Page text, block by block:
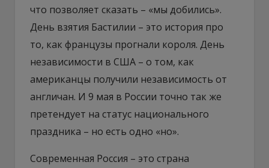
что позволяет сказать – «мы добились».
День взятия Бастилии – это история про
то, как французы прогнали короля. День
независимости в США – о том, как
американцы получили независимость от
англичан. И 9 мая в России точно так же
претендует на статус национального
праздника – но есть одно «но».
Современная Россия – это страна